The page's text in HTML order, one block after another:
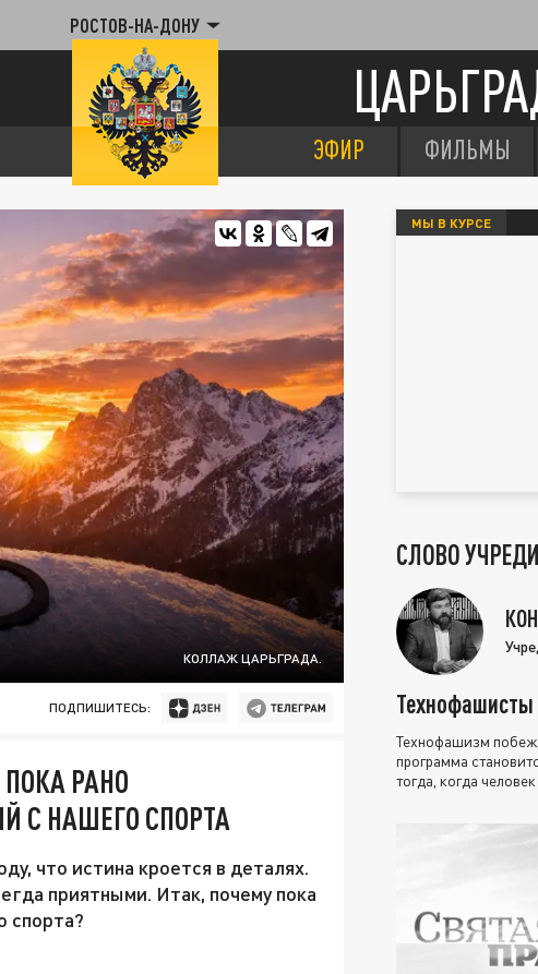
РОСТОВ-НА-ДОНУ
ЭФИР ФИЛЬМЫ
КОЛЛАЖ ЦАРЬГРАДА.
ПОДПИШИТЕСЬ:
РАНО
С НАШЕГО СПОРТА
что истина кроется в деталях.
приятными. Итак, почему пока
спорта?
МЫ В КУРСЕ
СЛОВО
Технофашисты
Технофашизм
программа
тогда, когда